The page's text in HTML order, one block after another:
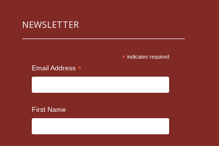
NEWSLETTER
* indicates required
Email Address *
First Name